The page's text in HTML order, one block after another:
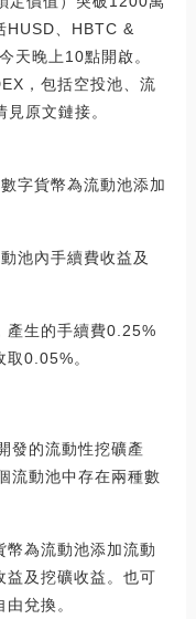
HUSD、HBTC &
天晚上10點開啟。
，包括空投池、流
原文鏈接。
字貨幣為流動池添加
池內手續費收益及
產生的手續費0.25%
0.05%。
發的流動性挖礦產
流動池中存在兩種數
幣為流動池添加流動
益及挖礦收益。也可
兌換。